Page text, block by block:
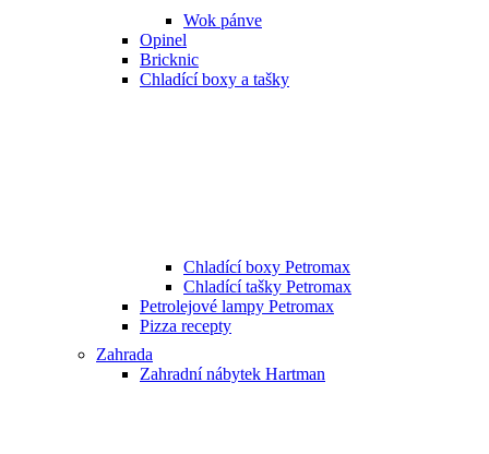
Wok pánve
Opinel
Bricknic
Chladící boxy a tašky
Chladící boxy Petromax
Chladící tašky Petromax
Petrolejové lampy Petromax
Pizza recepty
Zahrada
Zahradní nábytek Hartman